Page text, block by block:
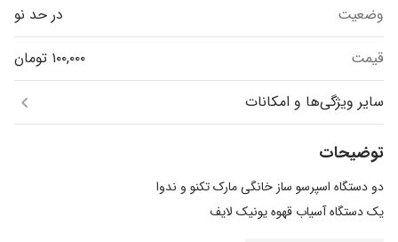
وضعیت
در حد نو
قیمت
سایر ویژگی‌ها و امکانات
توضیحات
یک دستگاه آسیاب قهوه یونیک لایف